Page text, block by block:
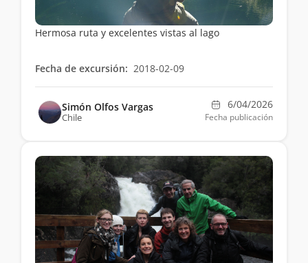
Hermosa ruta y excelentes vistas al lago
Fecha de excursión: 2018-02-09
Simón Olfos Vargas
Chile
6/04/2026
Fecha publicación